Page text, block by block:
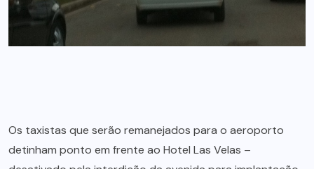
Os taxistas que serão remanejados para o aeroporto
detinham ponto em frente ao Hotel Las Velas –